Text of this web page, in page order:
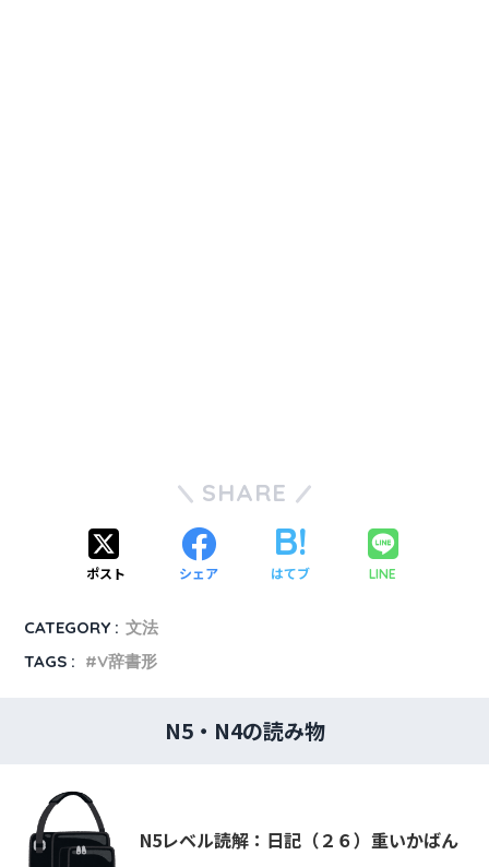
SHARE
ポスト シェア はてブ LINE
CATEGORY : 文法
TAGS :
V辞書形
N5・N4の読み物
N5レベル読解：日記（２６）重いかばん